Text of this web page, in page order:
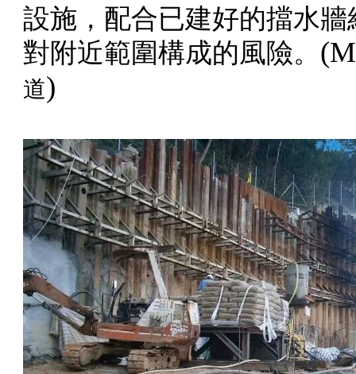
設施，配合已建好的擋水
對附近範圍構成的風險。
道)